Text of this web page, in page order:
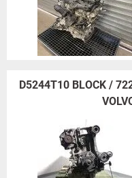
D5244T10 BLOCK /